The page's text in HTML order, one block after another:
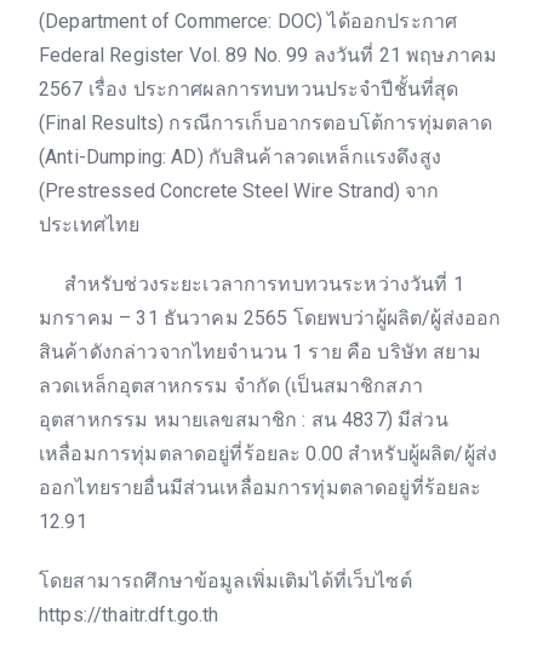
(Department of Commerce: DOC) ได้ออกประกาศ
Federal Register Vol. 89 No. 99 ลงวันที่ 21 พฤษภาคม
2567 เรื่อง ประกาศผลการทบทวนประจำปีชั้นที่สุด
(Final Results) กรณีการเก็บอากรตอบโต้การทุ่มตลาด
(Anti-Dumping: AD) กับสินค้าลวดเหล็กแรงดึงสูง
(Prestressed Concrete Steel Wire Strand) จาก
ประเทศไทย
สำหรับช่วงระยะเวลาการทบทวนระหว่างวันที่ 1
มกราคม – 31 ธันวาคม 2565 โดยพบว่าผู้ผลิต/ผู้ส่งออก
สินค้าดังกล่าวจากไทยจำนวน 1 ราย คือ บริษัท สยาม
ลวดเหล็กอุตสาหกรรม จำกัด (เป็นสมาชิกสภา
อุตสาหกรรม หมายเลขสมาชิก : สน 4837) มีส่วน
เหลื่อมการทุ่มตลาดอยู่ที่ร้อยละ 0.00 สำหรับผู้ผลิต/ผู้ส่ง
ออกไทยรายอื่นมีส่วนเหลื่อมการทุ่มตลาดอยู่ที่ร้อยละ
12.91
โดยสามารถศึกษาข้อมูลเพิ่มเติมได้ที่เว็บไซต์
https://thaitr.dft.go.th